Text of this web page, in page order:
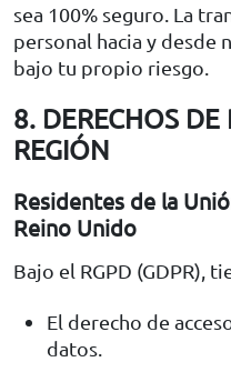
sea 100% seguro. La
personal hacia y desde
bajo tu propio riesgo.
8. DERECHOS
REGIÓN
Residentes de la
Reino Unido
Bajo el RGPD (GDPR),
El derecho de
datos.